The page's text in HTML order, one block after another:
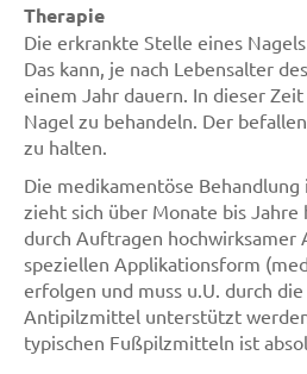
Therapie
Die erkrankte Stelle eines Nagels
Das kann, je nach Lebensalter
einem Jahr dauern. In dieser
Nagel zu behandeln. Der
zu halten.
Die medikamentöse Behandlung
zieht sich über Monate bis Jahre
durch Auftragen hochwirksamer
speziellen Applikationsform
erfolgen und muss u.U. durch
Antipilzmittel unterstützt
typischen Fußpilzmitteln ist